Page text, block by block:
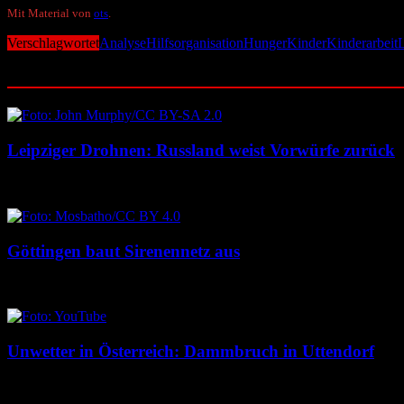
Mit Material von ots
VerschlagwortetAnalyseHilfsorganisationHungerKinderKinderarbeit
Leipziger Drohnen: Russland weist Vorwürfe zurück
Göttingen baut Sirenennetz aus
Unwetter in Österreich: Dammbruch in Uttendorf